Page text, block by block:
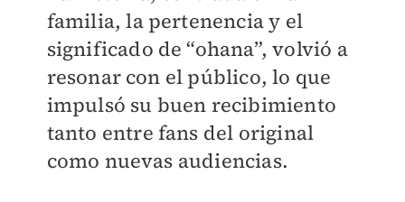
familia, la pertenencia y el
significado de “ohana”, volvió a
resonar con el público, lo que
impulsó su buen recibimiento
tanto entre fans del original
como nuevas audiencias.